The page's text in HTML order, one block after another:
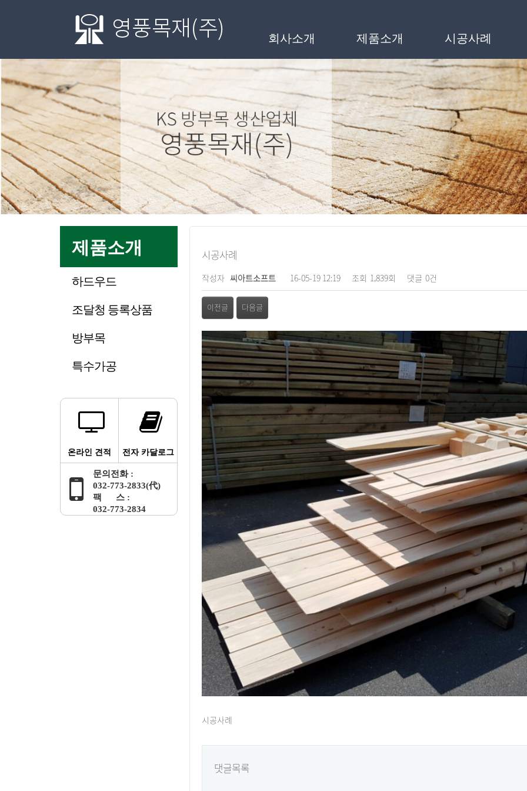
회사소개 제품소개 시공사례
제품소개
하드우드
조달청 등록상품
방부목
특수가공
온라인 견적 전자 카달로그
문의전화 :
032-773-2833(代)
팩 스 :
032-773-2834
시공사례
페이지 정보
작성자 씨아트소프트 16-05-19 12:19 조회 1,839회 댓글 0건
관련링크
이전글 다음글
본문
시공사례
댓글목록